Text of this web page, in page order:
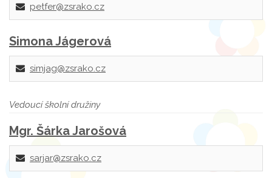
petfer@zsrako.cz
Simona Jágerová
simjag@zsrako.cz
Vedoucí školní družiny
Mgr. Šárka Jarošová
sarjar@zsrako.cz